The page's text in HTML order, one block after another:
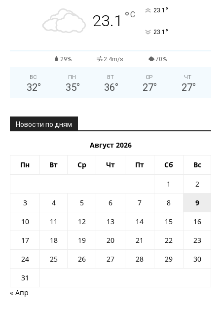
23.1 °C 23.1 °
23.1 °
29% 2.4m/s 70%
ВС
32°
ПН
35°
ВТ
36°
СР
27°
ЧТ
27°
Новости по дням
Август 2026
Пн Вт Ср Чт Пт Сб Вс
1
2
3
4 5 6 7 8
9
10
11 12 13 14 15
16
17
18 19 20 21 22
23
24
25 26 27 28 29
30
31
« Апр